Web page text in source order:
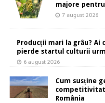
majore
7 august 2026
Producții mari la grâu?
pierde startul culturii
6 august 2026
Cum susține
România